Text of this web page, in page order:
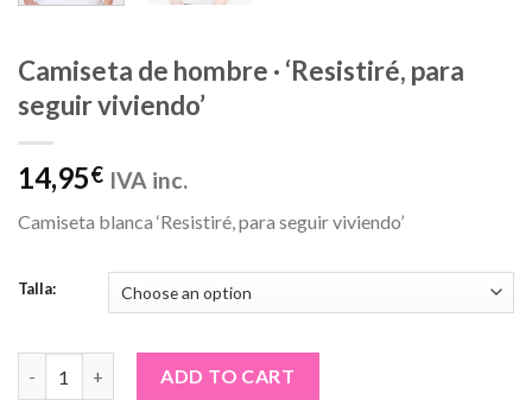
Camiseta de hombre · ‘Resistiré, para
seguir viviendo’
14,95€ IVA inc.
Camiseta blanca ‘Resistiré, para seguir viviendo’
Talla:
ADD TO CART